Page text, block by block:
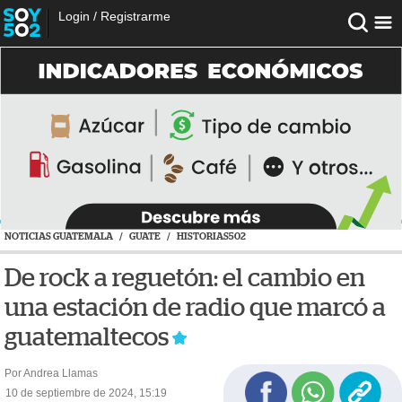
Login / Registrarme
NOTICIAS GUATEMALA / GUATE / HISTORIAS502
De rock a reguetón: el cambio en
una estación de radio que marcó a
guatemaltecos
Por Andrea Llamas
10 de septiembre de 2024, 15:19